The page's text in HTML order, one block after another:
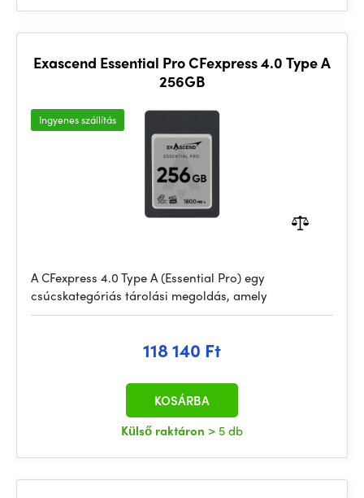
Exascend Essential Pro CFexpress 4.0 Type A
256GB
Ingyenes szállítás
A CFexpress 4.0 Type A (Essential Pro) egy
csúcskategóriás tárolási megoldás, amely
118 140 Ft
Külső raktáron > 5 db
KOSÁRBA